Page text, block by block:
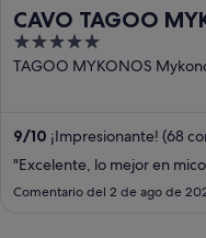
CAVO TAGOO
5
out
TAGOO MYKONOS
9/10 ¡Impresionante! (68
"Excelente, lo mejor en
Comentario del 2 de ago de